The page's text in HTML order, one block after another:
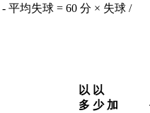
- 平均失球 = 60 分 × 失球 /
以
多
以
少 加